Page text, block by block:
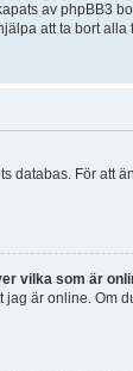
av phpBB3
att ta bort alla
databas. För att
vilka som är
jag är online.